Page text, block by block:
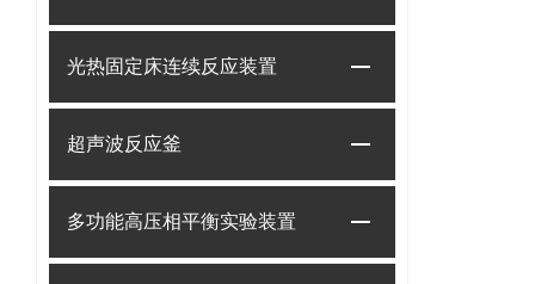
光热固定床连续反应装置
超声波反应釜
多功能高压相平衡实验装置